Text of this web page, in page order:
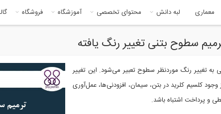
معماری لبه دانش محتوای تخصصی آموزشگاه فروشگاه
سطوح بتنی تغییر رنگ یافته
به تغییر رنگ موردنظر سطوح تعبیر می‌شود. این تغییر
کلسیم کلرید در بتن، سیمان، افزودنی‌ها، عمل‌آوری
و پرداخت اشتباه باشد.